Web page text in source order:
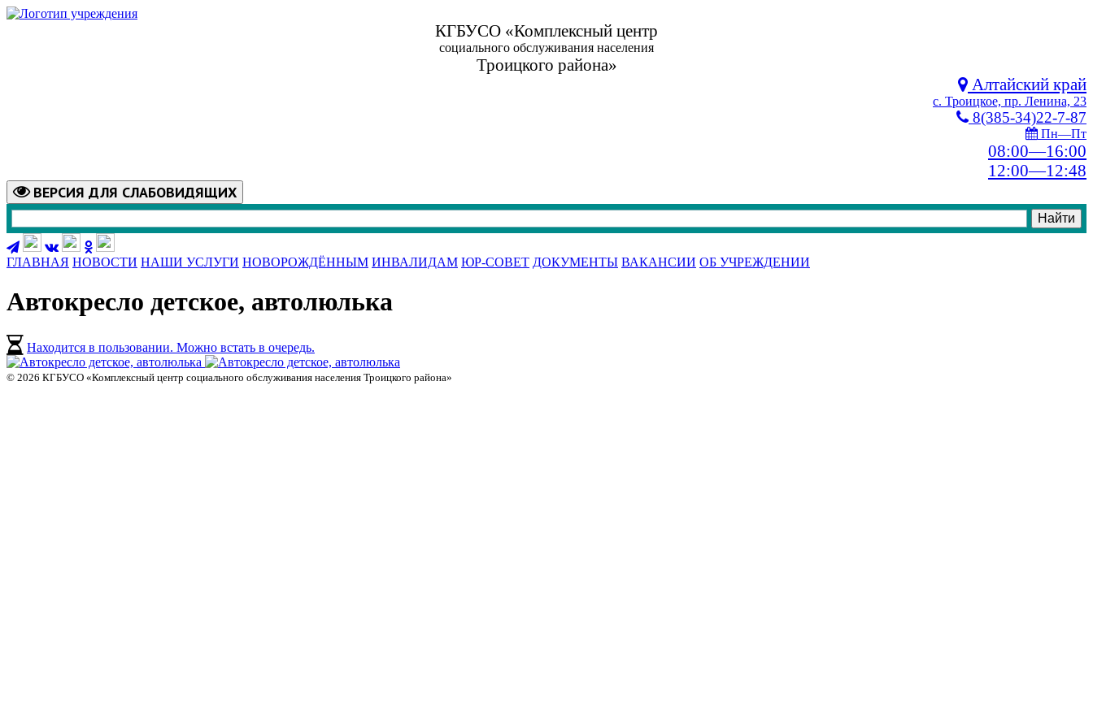
КГБУСО «Комплексный центр
социального обслуживания населения
Троицкого района»
Алтайский край
с. Троицкое, пр. Ленина, 23
8(385-34)22-7-87
Пн—Пт
08:00—16:00
12:00—12:48
ВЕРСИЯ ДЛЯ СЛАБОВИДЯЩИХ
ГЛАВНАЯ НОВОСТИ НАШИ УСЛУГИ НОВОРОЖДЁННЫМ ИНВАЛИДАМ ЮР-СОВЕТ ДОКУМЕНТЫ ВАКАНСИИ ОБ УЧРЕЖДЕНИИ
Автокресло детское, автолюлька
Находится в пользовании. Можно встать в очередь.
© 2026 КГБУСО «Комплексный центр социального обслуживания населения Троицкого района»